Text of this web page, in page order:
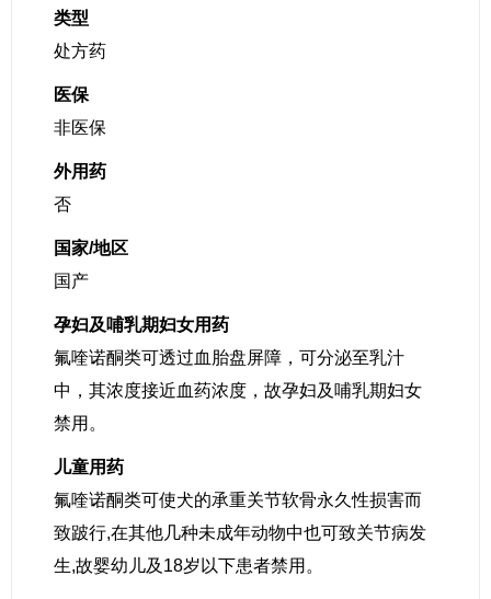
类型
处方药
医保
非医保
外用药
否
国家/地区
国产
孕妇及哺乳期妇女用药
氟喹诺酮类可透过血胎盘屏障，可分泌至乳汁
中，其浓度接近血药浓度，故孕妇及哺乳期妇女
禁用。
儿童用药
氟喹诺酮类可使犬的承重关节软骨永久性损害而
致跛行,在其他几种未成年动物中也可致关节病发
生,故婴幼儿及18岁以下患者禁用。